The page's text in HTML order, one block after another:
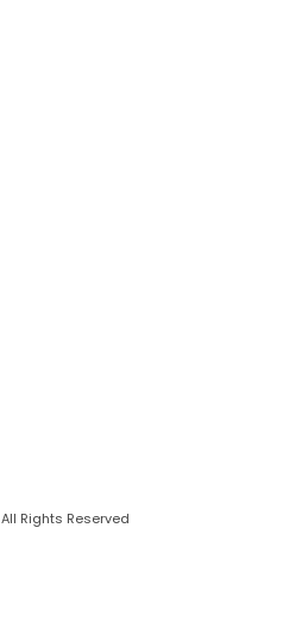
All Rights Reserved